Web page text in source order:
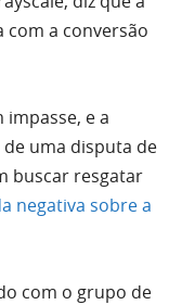
com a conversão
e a
uma disputa de
buscar resgatar
negativa sobre a
com o grupo de